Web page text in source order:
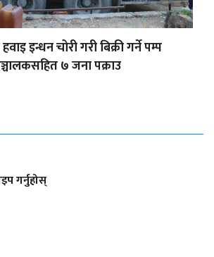
इन्धन चोरी गरी बिक्री गर्ने पम्प
७ जना पक्राउ
गर्नुहोस्